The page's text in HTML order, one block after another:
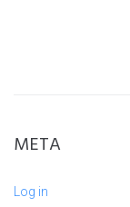
META
Log in